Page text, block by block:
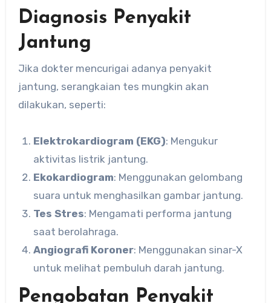
Diagnosis Penyakit
Jantung
Jika dokter mencurigai adanya penyakit
jantung, serangkaian tes mungkin akan
dilakukan, seperti:
Elektrokardiogram (EKG): Mengukur
aktivitas listrik jantung.
Ekokardiogram: Menggunakan gelombang
suara untuk menghasilkan gambar jantung.
Tes Stres: Mengamati performa jantung
saat berolahraga.
Angiografi Koroner: Menggunakan sinar-X
untuk melihat pembuluh darah jantung.
Pengobatan Penyakit